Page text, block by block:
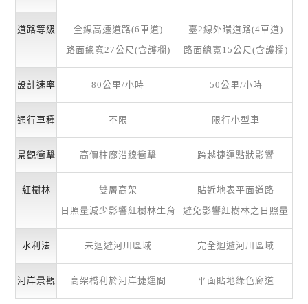
道路等級
全線高速道路(6車道)
路面總寬27公尺(含護欄)
臺2線外環道路(4車道)
路面總寬15公尺(含護欄)
設計速率 80公里/小時 50公里/小時
通行車種 不限 限行小型車
景觀衝擊 高價柱廊沿線衝擊 跨越捷運點狀影響
紅樹林
雙層高架
日照量減少影響紅樹林生育
貼近地表平面道路
避免影響紅樹林之日照量
水利法 未迴避河川區域 完全迴避河川區域
河岸景觀 高架橋利於河岸捷運間 平面貼地綠色廊道